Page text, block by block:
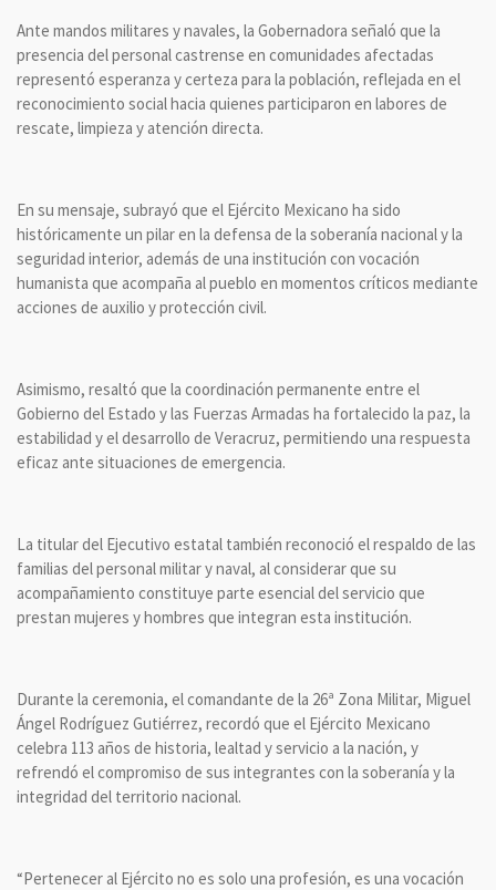
Ante mandos militares y navales, la Gobernadora señaló que la
presencia del personal castrense en comunidades afectadas
representó esperanza y certeza para la población, reflejada en el
reconocimiento social hacia quienes participaron en labores de
rescate, limpieza y atención directa.
En su mensaje, subrayó que el Ejército Mexicano ha sido
históricamente un pilar en la defensa de la soberanía nacional y la
seguridad interior, además de una institución con vocación
humanista que acompaña al pueblo en momentos críticos mediante
acciones de auxilio y protección civil.
Asimismo, resaltó que la coordinación permanente entre el
Gobierno del Estado y las Fuerzas Armadas ha fortalecido la paz, la
estabilidad y el desarrollo de Veracruz, permitiendo una respuesta
eficaz ante situaciones de emergencia.
La titular del Ejecutivo estatal también reconoció el respaldo de las
familias del personal militar y naval, al considerar que su
acompañamiento constituye parte esencial del servicio que
prestan mujeres y hombres que integran esta institución.
Durante la ceremonia, el comandante de la 26ª Zona Militar, Miguel
Ángel Rodríguez Gutiérrez, recordó que el Ejército Mexicano
celebra 113 años de historia, lealtad y servicio a la nación, y
refrendó el compromiso de sus integrantes con la soberanía y la
integridad del territorio nacional.
“Pertenecer al Ejército no es solo una profesión, es una vocación